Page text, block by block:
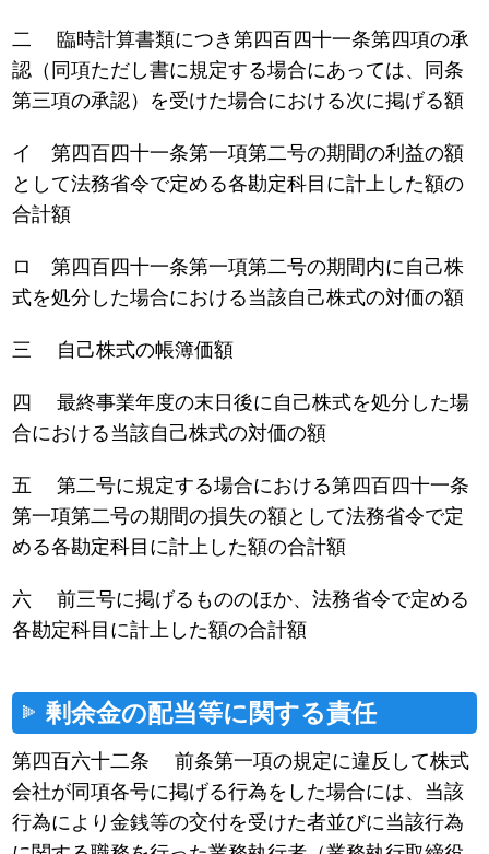
二 臨時計算書類につき第四百四十一条第四項の承
認（同項ただし書に規定する場合にあっては、同条
第三項の承認）を受けた場合における次に掲げる額
イ 第四百四十一条第一項第二号の期間の利益の額
として法務省令で定める各勘定科目に計上した額の
合計額
ロ 第四百四十一条第一項第二号の期間内に自己株
式を処分した場合における当該自己株式の対価の額
三 自己株式の帳簿価額
四 最終事業年度の末日後に自己株式を処分した場
合における当該自己株式の対価の額
五 第二号に規定する場合における第四百四十一条
第一項第二号の期間の損失の額として法務省令で定
める各勘定科目に計上した額の合計額
六 前三号に掲げるもののほか、法務省令で定める
各勘定科目に計上した額の合計額
剰余金の配当等に関する責任
第四百六十二条 前条第一項の規定に違反して株式
会社が同項各号に掲げる行為をした場合には、当該
行為により金銭等の交付を受けた者並びに当該行為